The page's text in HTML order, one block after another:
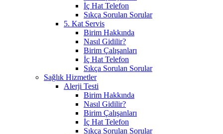
İç Hat Telefon
Sıkça Sorulan Sorular
5. Kat Servis
Birim Hakkında
Nasıl Gidilir?
Birim Çalışanları
İç Hat Telefon
Sıkça Sorulan Sorular
Sağlık Hizmetler
Alerji Testi
Birim Hakkında
Nasıl Gidilir?
Birim Çalışanları
İç Hat Telefon
Sıkça Sorulan Sorular